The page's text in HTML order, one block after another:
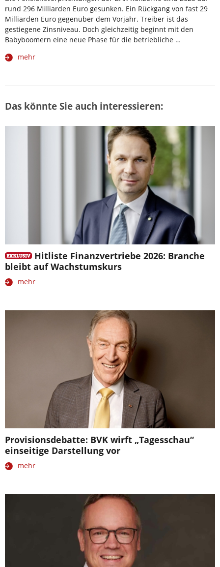
rund 296 Milliarden Euro gesunken. Ein Rückgang von fast 29
Milliarden Euro gegenüber dem Vorjahr. Treiber ist das
gestiegene Zinsniveau. Doch gleichzeitig beginnt mit den
Babyboomern eine neue Phase für die betriebliche …
mehr
Das könnte Sie auch interessieren:
Hitliste Finanzvertriebe 2026: Branche
bleibt auf Wachstumskurs
mehr
Provisionsdebatte: BVK wirft „Tagesschau“
einseitige Darstellung vor
mehr